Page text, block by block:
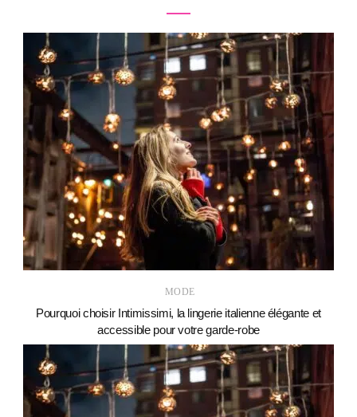
MODE
Pourquoi choisir Intimissimi, la lingerie italienne élégante et
accessible pour votre garde-robe